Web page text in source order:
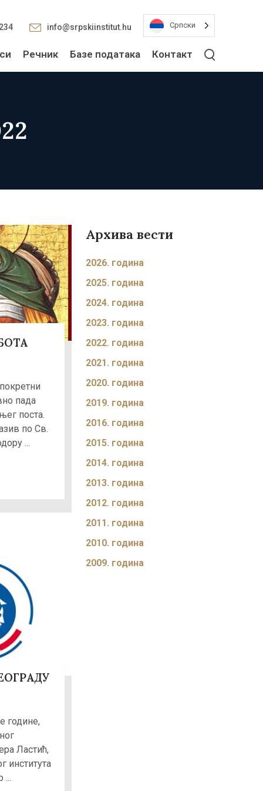
info@srpskiinstitut.hu Српски
Речник Базе података Контакт
пада
поста.
по Св.
...
године,
Ластић,
института
...
Архива вести
2026. година
2025. година
2024. година
2023. година
2022. година
2021. година
2020. година
2019. година
2016. година
2015. година
2014. година
2013. година
2012. година
2011. година
2010. година
2009. година